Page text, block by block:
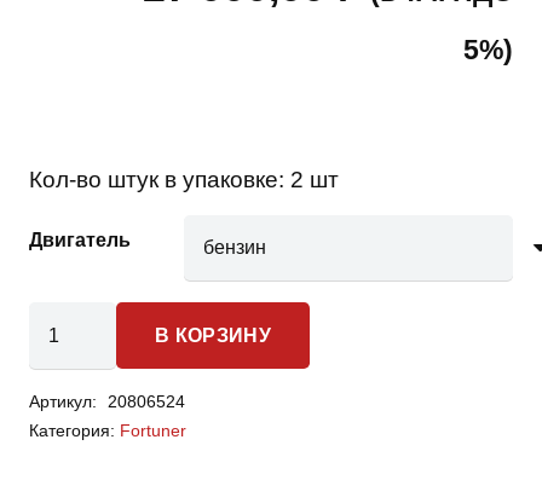
5%)
Кол-во штук в упаковке: 2 шт
Двигатель
товара
Fortuner
-
В КОРЗИНУ
Артикул:
20806524
Категория: Fortuner